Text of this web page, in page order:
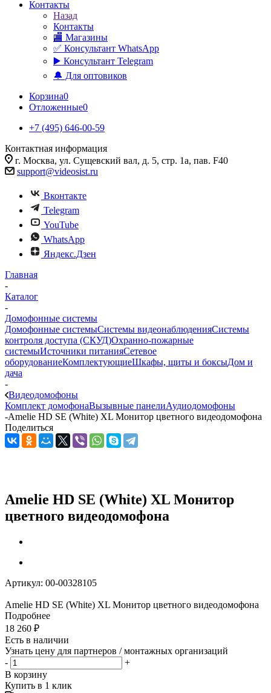
Контакты
Назад
Контакты
🏬 Магазины
✅️ Консультант WhatsApp
▶️ Консультант Telegram
🔔 Для оптовиков
Корзина0
Отложенные0
+7 (495) 646-00-59
Контактная информация
г. Москва, ул. Сущевский вал, д. 5, стр. 1а, пав. F40
support@videosist.ru
Вконтакте
Telegram
YouTube
WhatsApp
Яндекс.Дзен
Главная
-
Каталог
-
Домофонные системы
Домофонные системыСистемы видеонаблюденияСистемы
контроля доступа (СКУД)Охранно-пожарные
системыИсточники питанияСетевое
оборудованиеКомплектующиеШкафы, щиты и боксыДом и
дача
-
Видеодомофоны
Комплект домофонаВызывные панелиАудиодомофоны
-Amelie HD SE (White) XL Монитор цветного видеодомофона
Поделиться
Amelie HD SE (White) XL Монитор
цветного видеодомофона
Артикул: 00-00328105
Amelie HD SE (White) XL Монитор цветного видеодомофона
Подробнее
18 260 ₽
Есть в наличии
Узнать цену для партнеров / монтажных организаций
-
+
В корзину
Купить в 1 клик